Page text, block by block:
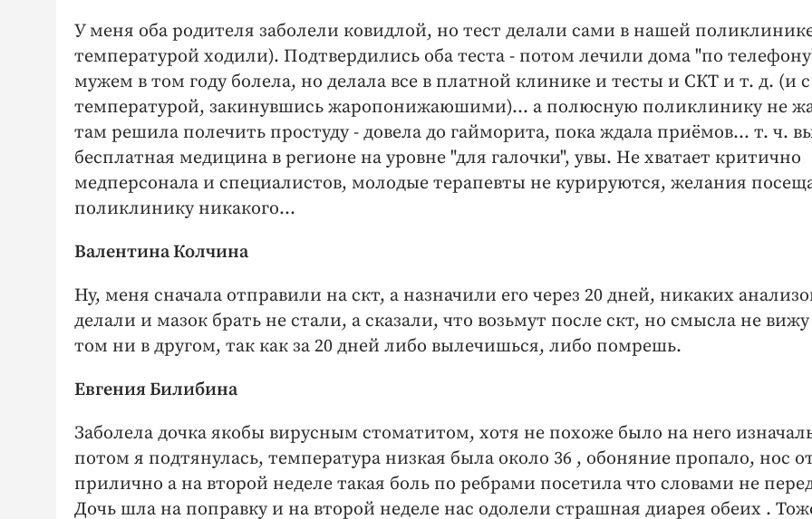
У меня оба родителя заболели ковидлой, но тест делали сами в нашей
температурой ходили). Подтвердились оба теста - потом лечили дома "по
мужем в том году болела, но делала все в платной клинике и тесты и СКТ и т. д. (и с
температурой, закинувшись жаропонижаюшими)... а полюсную поликлинику не
там решила полечить простуду - довела до гайморита, пока ждала приёмов... т. ч.
бесплатная медицина в регионе на уровне "для галочки", увы. Не хватает критично
медперсонала и специалистов, молодые терапевты не курируются, желания
поликлинику никакого...
Валентина Колчина
Ну, меня сначала отправили на скт, а назначили его через 20 дней, никаких
делали и мазок брать не стали, а сказали, что возьмут после скт, но смысла не
том ни в другом, так как за 20 дней либо вылечишься, либо помрешь.
Евгения Билибина
Заболела дочка якобы вирусным стоматитом, хотя не похоже было на него
потом я подтянулась, температура низкая была около 36 , обоняние пропало, нос
прилично а на второй неделе такая боль по ребрами посетила что словами не
Дочь шла на поправку и на второй неделе нас одолели страшная диарея обеих .